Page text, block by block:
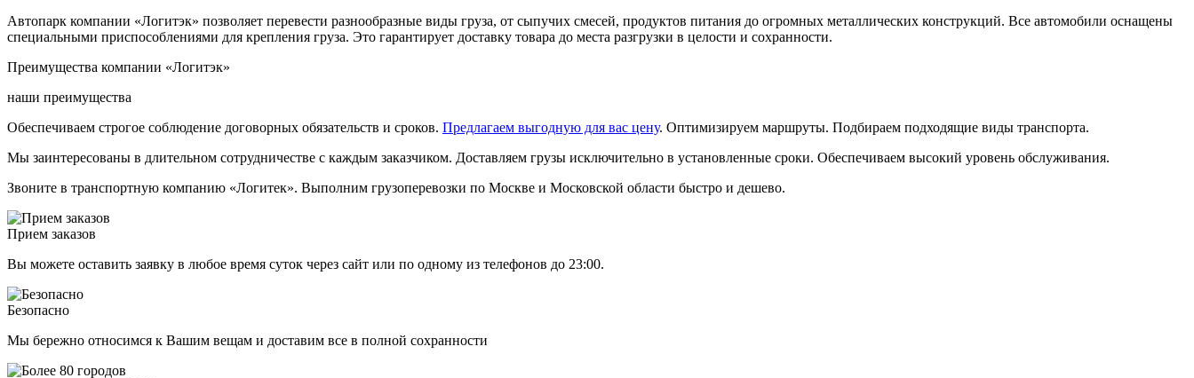
Автопарк компании «Логитэк» позволяет перевести разнообразные виды груза, от сыпучих смесей, продуктов питания до огромных металлических конструкций. Все автомобили оснащены
специальными приспособлениями для крепления груза. Это гарантирует доставку товара до места разгрузки в целости и сохранности.
Преимущества компании «Логитэк»
наши преимущества
Обеспечиваем строгое соблюдение договорных обязательств и сроков. Предлагаем выгодную для вас цену. Оптимизируем маршруты. Подбираем подходящие виды транспорта.
Мы заинтересованы в длительном сотрудничестве с каждым заказчиком. Доставляем грузы исключительно в установленные сроки. Обеспечиваем высокий уровень обслуживания.
Звоните в транспортную компанию «Логитек». Выполним грузоперевозки по Москве и Московской области быстро и дешево.
Прием заказов
Вы можете оставить заявку в любое время суток через сайт или по одному из телефонов до 23:00.
Безопасно
Мы бережно относимся к Вашим вещам и доставим все в полной сохранности